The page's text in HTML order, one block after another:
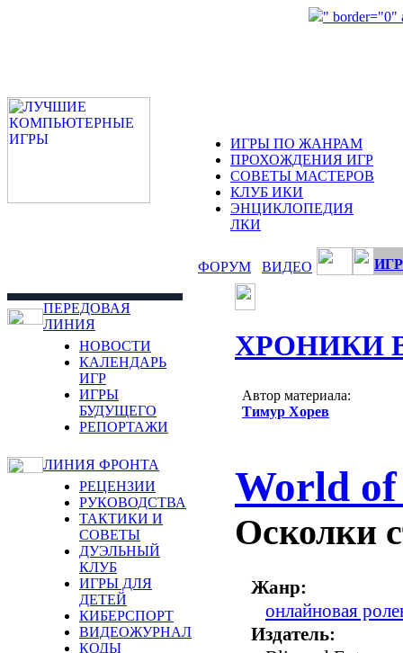
" border="0"
ИГРЫ ПО ЖАНРАМ
ПРОХОЖДЕНИЯ ИГР
СОВЕТЫ МАСТЕРОВ
КЛУБ ИКИ
ЭНЦИКЛОПЕДИЯ
ЛКИ
ФОРУМ ВИДЕО
ПЕРЕДОВАЯ
ЛИНИЯ
НОВОСТИ
КАЛЕНДАРЬ
ИГР
ИГРЫ
БУДУЩЕГО
РЕПОРТАЖИ
ЛИНИЯ ФРОНТА
РЕЦЕНЗИИ
РУКОВОДСТВА
ТАКТИКИ И
СОВЕТЫ
ДУЭЛЬНЫЙ
КЛУБ
ИГРЫ ДЛЯ
ДЕТЕЙ
КИБЕРСПОРТ
ВИДЕОЖУРНАЛ
КОДЫ
ХРОНИКИ
Автор материала:
Тимур Хорев
World
Осколки
Жанр:
онлайновая
Издатель: